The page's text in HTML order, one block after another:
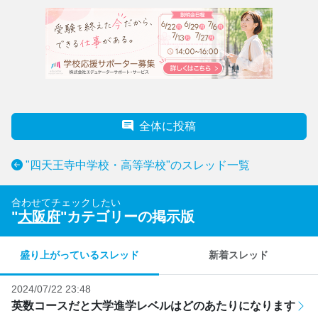
全体に投稿
"四天王寺中学校・高等学校"のスレッド一覧
合わせてチェックしたい
"大阪府"カテゴリーの掲示版
盛り上がっているスレッド 新着スレッド
2024/07/22 23:48
英数コースだと大学進学レベルはどのあたりになります